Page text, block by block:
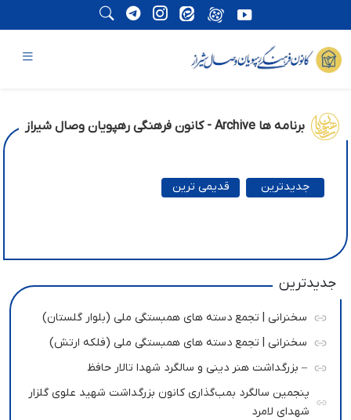
برنامه ها Archive - کانون فرهنگی رهپویان وصال شیراز
قدیمی ترین جدیدترین
جدیدترین
سخنرانی | تجمع دسته های همبستگی ملی (بلوار گلستان)
سخنرانی | تجمع دسته های همبستگی ملی (فلکه ارتش)
– بزرگداشت هنر دینی و سالگرد شهدا تالار حافظ
پنجمین سالگرد بمب‌گذاری کانون بزرگداشت شهید علوی گلزار
شهدای لامرد